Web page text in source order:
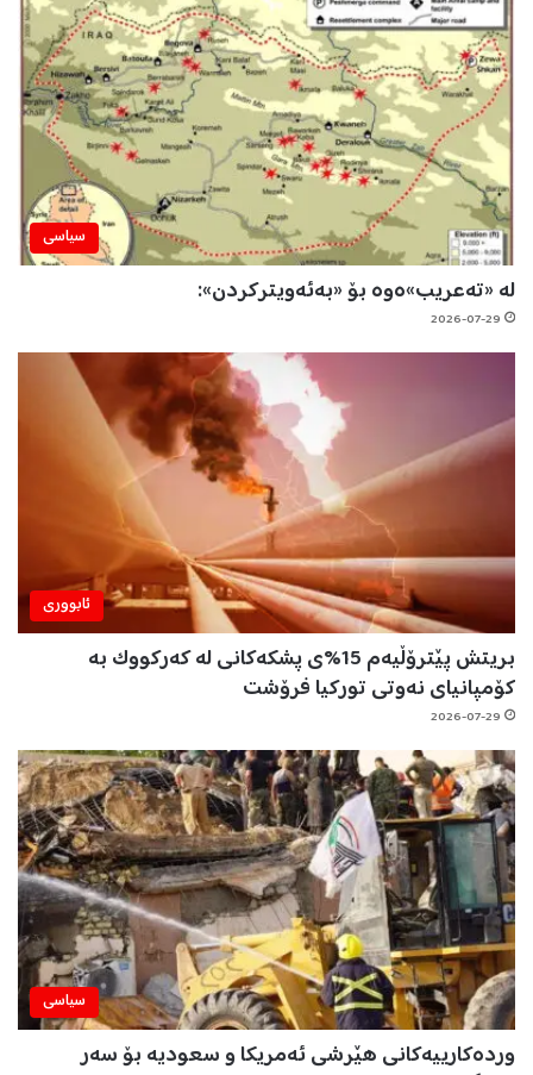
سیاسی
لە «تەعریب»ەوە بۆ «بەئەویترکردن»:
2026-07-29
ئابووری
بریتش پێترۆڵیەم 15%ی پشکەکانی لە کەرکووک بە
کۆمپانیای نەوتی تورکیا فرۆشت
2026-07-29
سیاسی
وردەکارییەکانی هێرشی ئەمریکا و سعودیە بۆ سەر